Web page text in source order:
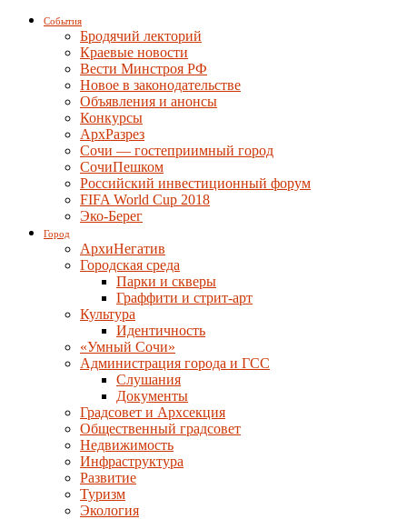
События
Бродячий лекторий
Краевые новости
Вести Минстроя РФ
Новое в законодательстве
Объявления и анонсы
Конкурсы
АрхРазрез
Сочи — гостеприимный город
СочиПешком
Российский инвестиционный форум
FIFA World Cup 2018
Эко-Берег
Город
АрхиНегатив
Городская среда
Парки и скверы
Граффити и стрит-арт
Культура
Идентичность
«Умный Сочи»
Администрация города и ГСС
Слушания
Документы
Градсовет и Архсекция
Общественный градсовет
Недвижимость
Инфраструктура
Развитие
Туризм
Экология